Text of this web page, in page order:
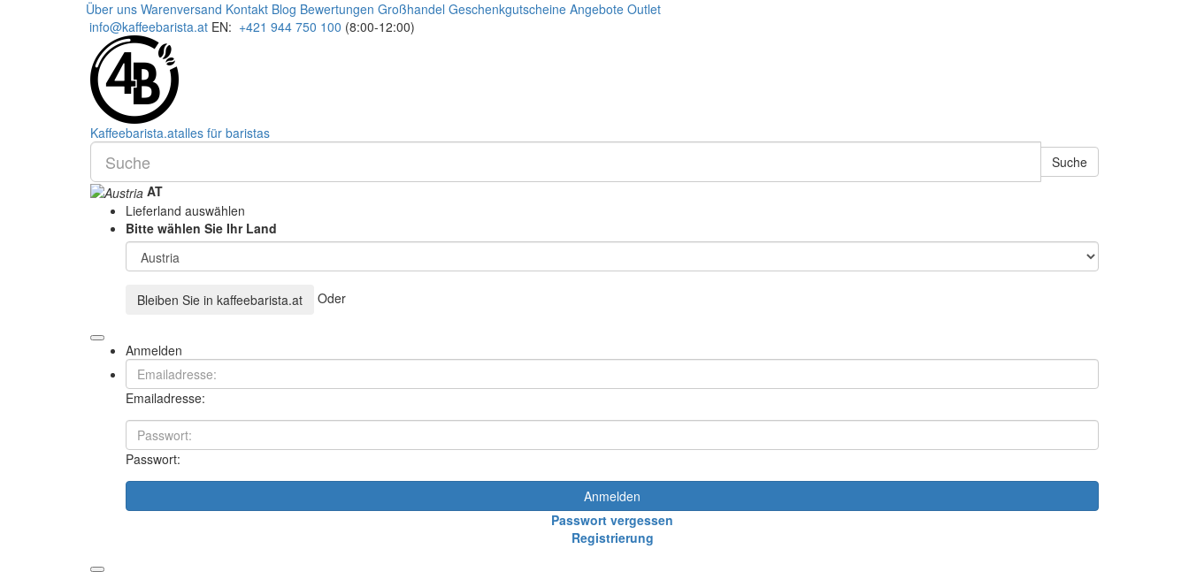
Über uns Warenversand Kontakt Blog Bewertungen Großhandel Geschenkgutscheine Angebote Outlet
info@kaffeebarista.at EN: +421 944 750 100 (8:00-12:00)
Kaffeebarista.atalles für baristas
Suche
AT
Lieferland auswählen
Bitte wählen Sie Ihr Land
Bleiben Sie in kaffeebarista.at Oder
Anmelden
Emailadresse:
Passwort:
Anmelden
Passwort vergessen
Registrierung